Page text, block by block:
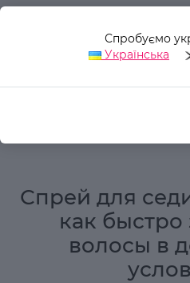
Спробуємо
Українська
Спрей для
как быстро
волосы в